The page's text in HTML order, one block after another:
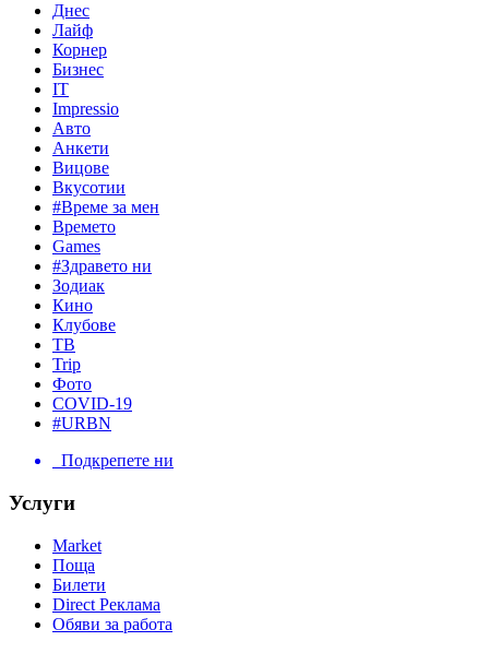
Днес
Лайф
Корнер
Бизнес
IT
Impressio
Авто
Анкети
Вицове
Вкусотии
#Време за мен
Времето
Games
#Здравето ни
Зодиак
Кино
Клубове
ТВ
Trip
Фото
COVID-19
#URBN
Подкрепете ни
Услуги
Market
Поща
Билети
Direct Реклама
Обяви за работа